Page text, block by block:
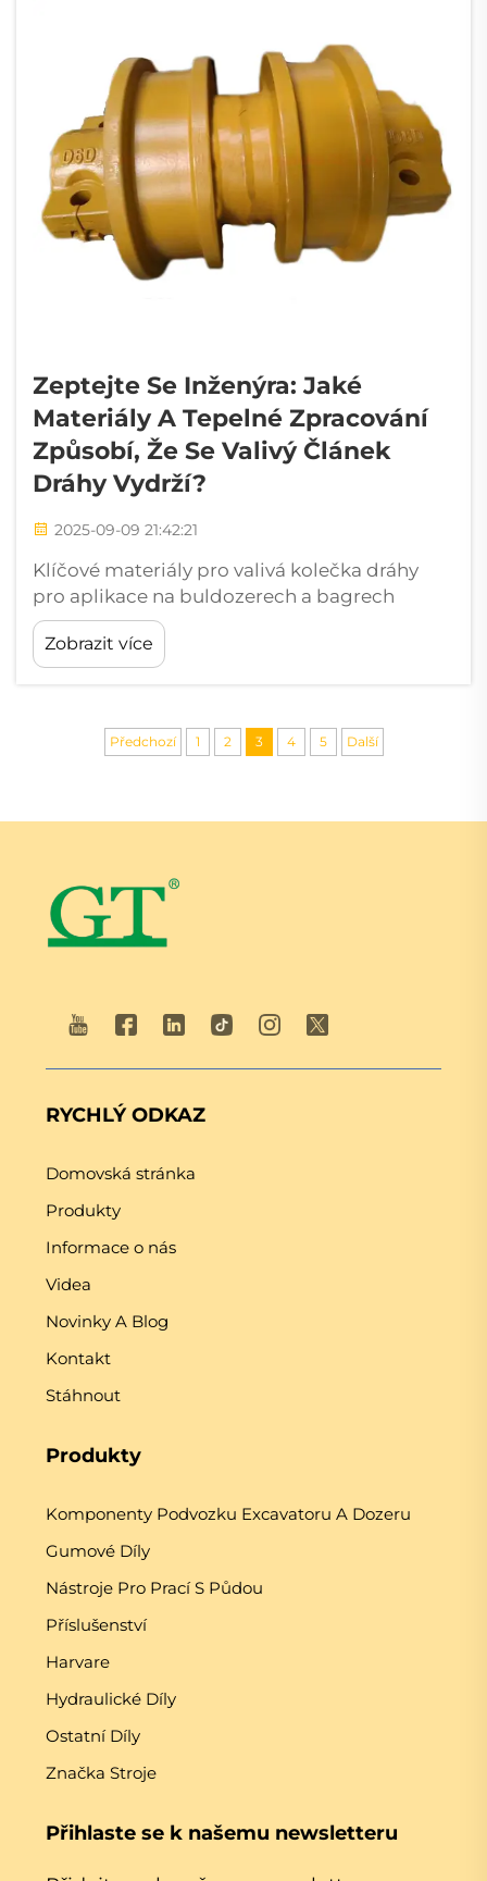
Zeptejte Se Inženýra: Jaké
Materiály A Tepelné Zpracování
Způsobí, Že Se Valivý Článek
Dráhy Vydrží?
2025-09-09 21:42:21
Klíčové materiály pro valivá kolečka dráhy
pro aplikace na buldozerech a bagrech
Přehled běžných legovaných ocelí: 40CrMo,
42CrMo, 40Mn2 a 50Mn Valivá kolečka
používaná na buldozerech a bagrech závisí
včetně 40CrMo, 42CrMo...
Zobrazit více
Předchozí 1 2 3 4 5 Další
RYCHLÝ ODKAZ
Domovská stránka
Produkty
Informace o nás
Videa
Novinky A Blog
Kontakt
Stáhnout
Produkty
Komponenty Podvozku Excavatoru A Dozeru
Gumové Díly
Nástroje Pro Prací S Půdou
Příslušenství
Harvare
Hydraulické Díly
Ostatní Díly
Značka Stroje
Přihlaste se k našemu newsletteru